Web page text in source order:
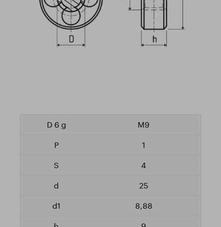
M9
1
4
25
8,88